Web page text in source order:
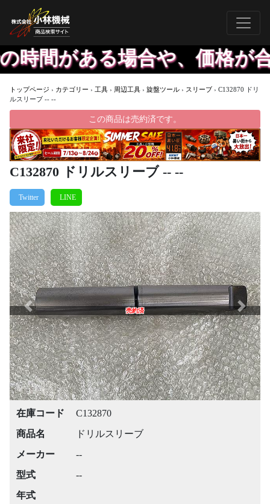
る場合や、価格が合え
トップページ › カテゴリー › 工具 › 周辺工具 › 旋盤ツール › スリーブ › C132870 ドリ
ルスリーブ -- --
この商品は売約済です。
C132870 ドリルスリーブ -- --
売約済
Previous Next
在庫コード
C132870
商品名
ドリルスリーブ
メーカー
--
型式
--
年式